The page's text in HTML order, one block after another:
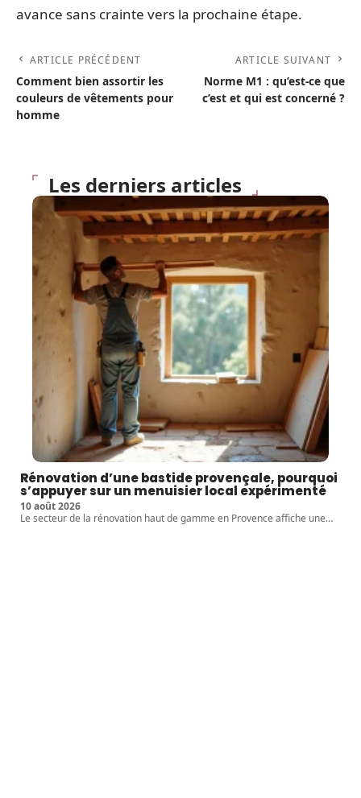
avance sans crainte vers la prochaine étape.
ARTICLE PRÉCÉDENT
Comment bien assortir les
couleurs de vêtements pour
homme
ARTICLE SUIVANT
Norme M1 : qu’est-ce que
c’est et qui est concerné ?
Les derniers articles
Rénovation d’une bastide provençale, pourquoi
s’appuyer sur un menuisier local expérimenté
10 août 2026
Le secteur de la rénovation haut de gamme en Provence affiche une…